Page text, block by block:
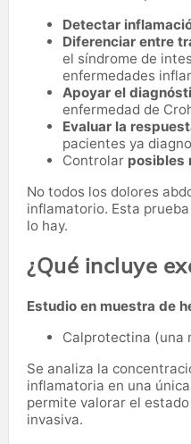
Detectar
Diferenciar entre
el síndrome de
enfermedades
Apoyar el
enfermedad de
Evaluar la
pacientes ya
Controlar posibles
No todos los dolores
inflamatorio. Esta
lo hay.
¿Qué incluye
Estudio en muestra de
Calprotectina (una
Se analiza la
inflamatoria en una
permite valorar el
invasiva.